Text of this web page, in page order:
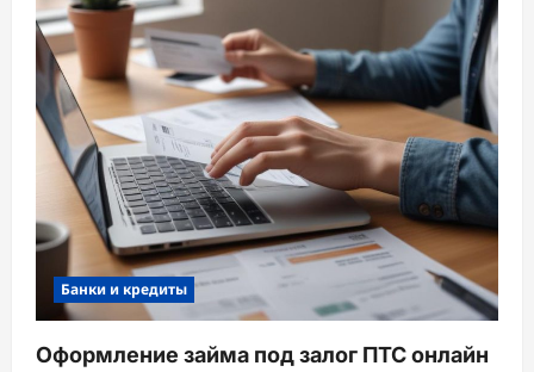
Банки и кредиты
Оформление займа под залог ПТС онлайн